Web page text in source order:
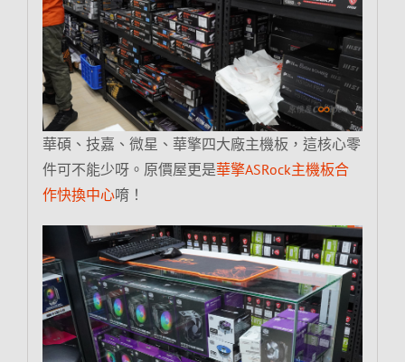
華碩、技嘉、微星、華擎四大廠主機板，這核心零
件可不能少呀。原價屋更是華擎ASRock主機板合
作快換中心唷！